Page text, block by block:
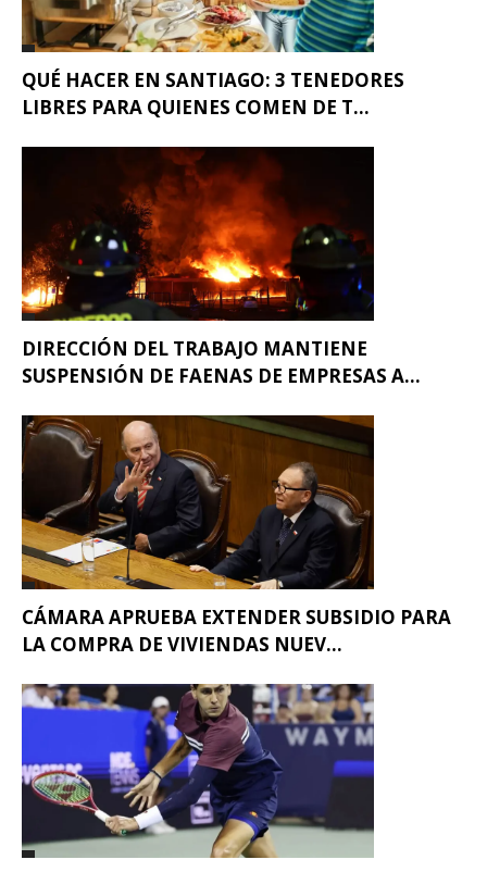
QUÉ HACER EN SANTIAGO: 3 TENEDORES
LIBRES PARA QUIENES COMEN DE T...
DIRECCIÓN DEL TRABAJO MANTIENE
SUSPENSIÓN DE FAENAS DE EMPRESAS A...
CÁMARA APRUEBA EXTENDER SUBSIDIO PARA
LA COMPRA DE VIVIENDAS NUEV...